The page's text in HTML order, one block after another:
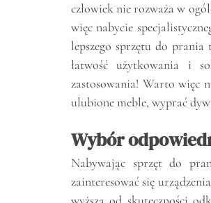
człowiek nie rozważa w
więc nabycie
lepszego sprzętu do
łatwość użytkowania i
zastosowania! Warto więc
ulubione meble, wyprać
Wybór
Nabywając sprzęt do
zainteresować się